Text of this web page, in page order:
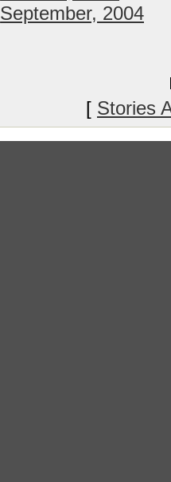
September, 2004
[ Stories